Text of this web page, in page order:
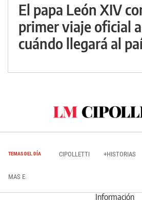
El papa León XIV
primer viaje oficial
cuándo llegará al
TEMAS DEL DÍA CIPOLLETTI +HISTORIAS
MAS E
Información